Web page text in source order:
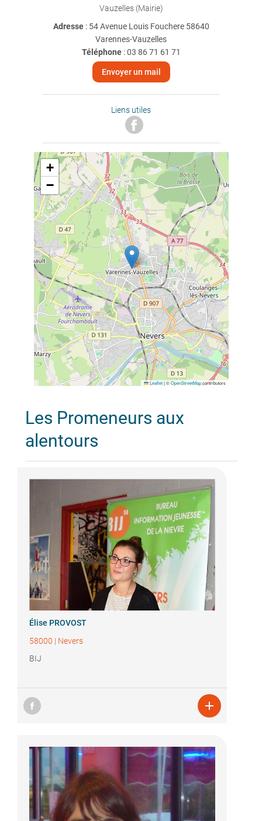
Vauzelles (Mairie)
Adresse : 54 Avenue Louis Fouchere 58640
Varennes-Vauzelles
Téléphone:03 86 71 61 71
Envoyer un mail
Liens utiles
+
−
Leaflet |©OpenStreetMapcontributors
Les Promeneurs aux
alentours
Élise PROVOST
58000 | Nevers
BIJ
